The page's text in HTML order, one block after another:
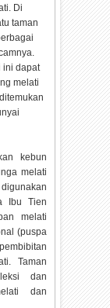
Di
taman
ini dapat
melati
kebun
melati
Ibu Tien
melati
(puspa
Taman
dan
dan